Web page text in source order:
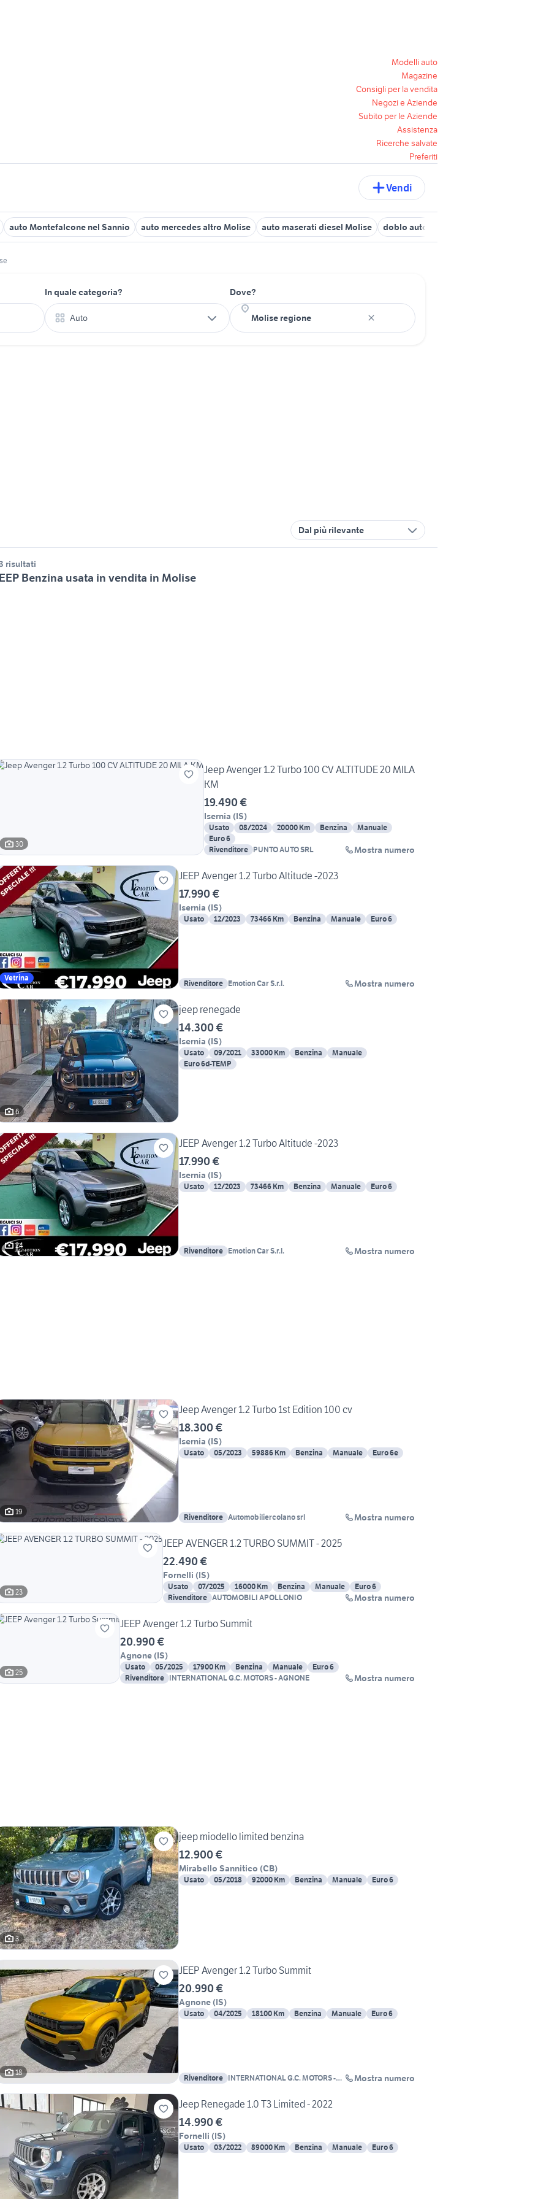
Modelli auto
Magazine
Consigli per la vendita
Negozi e Aziende
Subito per le Aziende
Assistenza
Ricerche salvate
Preferiti
Vendi
auto Montefalcone nel Sannio auto mercedes altro Molise auto maserati diesel Molise doblo auto Molise
In quale categoria?
Auto
Dove?
Dal più rilevante
risultati
Benzina usata in vendita in Molise
30
Jeep Avenger 1.2 Turbo 100 CV ALTITUDE 20 MILA
KM
19.490 €
Isernia (IS)
Usato 08/2024 20000 Km Benzina
Manuale
Euro 6
Rivenditore PUNTO AUTO SRL Mostra numero
Vetrina
JEEP Avenger 1.2 Turbo Altitude -2023
17.990 €
Isernia (IS)
Usato 12/2023 73466 Km Benzina Manuale Euro 6
Rivenditore Emotion Car S.r.l. Mostra numero
6
jeep renegade
14.300 €
Isernia (IS)
Usato 09/2021 33000 Km Benzina
Manuale
Euro 6d-TEMP
24
JEEP Avenger 1.2 Turbo Altitude -2023
17.990 €
Isernia (IS)
Usato 12/2023 73466 Km Benzina Manuale Euro 6
Rivenditore Emotion Car S.r.l. Mostra numero
19
Jeep Avenger 1.2 Turbo 1st Edition 100 cv
18.300 €
Isernia (IS)
Usato 05/2023 59886 Km Benzina Manuale Euro 6e
Rivenditore Automobiliercolano srl Mostra numero
23
JEEP AVENGER 1.2 TURBO SUMMIT - 2025
22.490 €
Fornelli (IS)
Usato 07/2025 16000 Km Benzina Manuale
Euro 6
Rivenditore AUTOMOBILI APOLLONIO Mostra numero
25
JEEP Avenger 1.2 Turbo Summit
20.990 €
Agnone (IS)
Usato 05/2025 17900 Km Benzina Manuale
Euro 6
Rivenditore INTERNATIONAL G.C. MOTORS - AGNONE Mostra numero
3
jeep miodello limited benzina
12.900 €
Mirabello Sannitico (CB)
Usato 05/2018 92000 Km Benzina Manuale Euro 6
18
JEEP Avenger 1.2 Turbo Summit
20.990 €
Agnone (IS)
Usato 04/2025 18100 Km Benzina Manuale Euro 6
Rivenditore INTERNATIONAL G.C. MOTORS -
Mostra numero
Jeep Renegade 1.0 T3 Limited - 2022
14.990 €
Fornelli (IS)
Usato 03/2022 89000 Km Benzina Manuale Euro 6